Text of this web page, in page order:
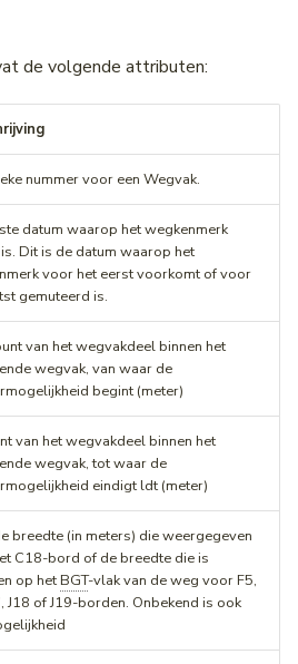
de volgende attributen:
nummer voor een Wegvak.
datum waarop het wegkenmerk
Dit is de datum waarop het
voor het eerst voorkomt of voor
gemuteerd is.
van het wegvakdeel binnen het
wegvak, van waar de
begint (meter)
van het wegvakdeel binnen het
wegvak, tot waar de
eindigt ldt (meter)
breedte (in meters) die weergegeven
C18-bord of de breedte die is
op hetBGT-vlak van de weg voor F5,
J18 of J19-borden. Onbekend is ook